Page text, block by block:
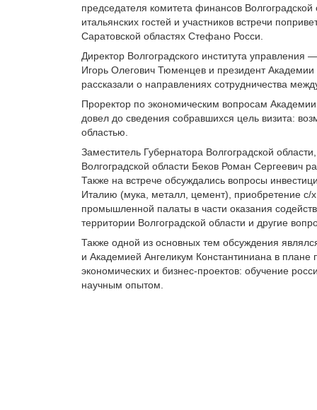
председателя комитета финансов
итальянских гостей и участников встречи
Саратовской областях Стефано Росси.
Директор Волгоградского института
Игорь Олегович Тюменцев и президент
рассказали о направлениях сотрудничества
Проректор по экономическим вопросам
довел до сведения собравшихся цель визита:
областью.
Заместитель Губернатора Волгоградской
Волгоградской области Беков Роман Сергеевич
Также на встрече обсуждались вопросы
Италию (мука, металл, цемент), приобретение с/
промышленной палаты в части оказания
территории Волгоградской области и другие
Также одной из основных тем обсуждения
и Академией Ангеликум Константиниана в плане
экономических и бизнес-проектов: обучение
научным опытом.